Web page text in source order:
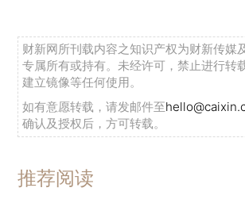
财新网所刊载内容之知识产权为财新传媒
专属所有或持有。未经许可，禁止进行转
建立镜像等任何使用。
如有意愿转载，请发邮件至
确认及授权后，方可转载。
推荐阅读